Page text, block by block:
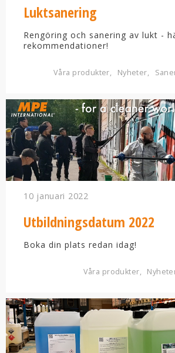
Luktsanering
Rengöring och sanering av lukt -
rekommendationer!
Våra produkter Nyheter
10 januari 2022
Utbildningsdatum 2022
Boka din plats redan idag!
Våra produkter